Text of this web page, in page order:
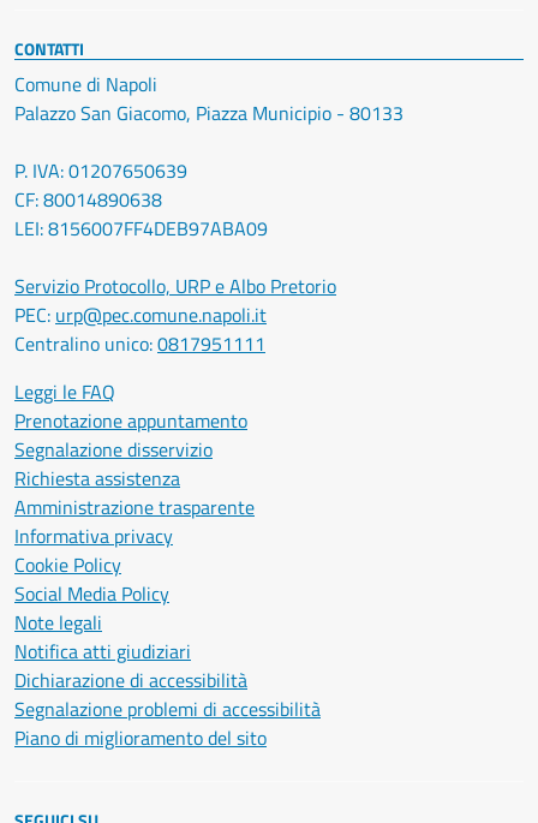
CONTATTI
Comune di Napoli
Palazzo San Giacomo, Piazza Municipio - 80133
P. IVA: 01207650639
CF: 80014890638
LEI: 8156007FF4DEB97ABA09
Servizio Protocollo, URP e Albo Pretorio
PEC: urp@pec.comune.napoli.it
Centralino unico:0817951111
Leggi le FAQ
Prenotazione appuntamento
Segnalazione disservizio
Richiesta assistenza
Amministrazione trasparente
Informativa privacy
Cookie Policy
Social Media Policy
Note legali
Notifica atti giudiziari
Dichiarazione di accessibilità
Segnalazione problemi di accessibilità
Piano di miglioramento del sito